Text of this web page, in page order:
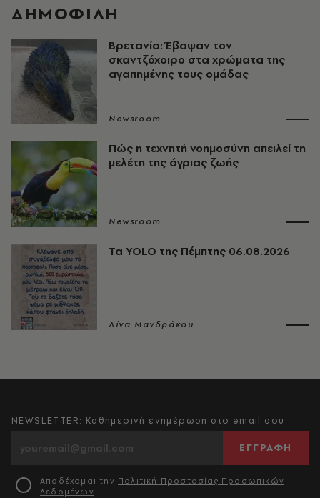
ΔΗΜΟΦΙΛΗ
Βρετανία: Έβαψαν τον
σκαντζόχοιρο στα χρώματα της
αγαπημένης τους ομάδας
Newsroom
Πώς η τεχνητή νοημοσύνη απειλεί τη
μελέτη της άγριας ζωής
Newsroom
Τα YOLO της Πέμπτης 06.08.2026
Λίνα Μανδράκου
NEWSLETTER: Καθημερινή ενημέρωση στο email σου
ΕΓΓΡΑΦΗ
Αποδέχομαι την Πολιτική Προστασίας Προσωπικών
Δεδομένων